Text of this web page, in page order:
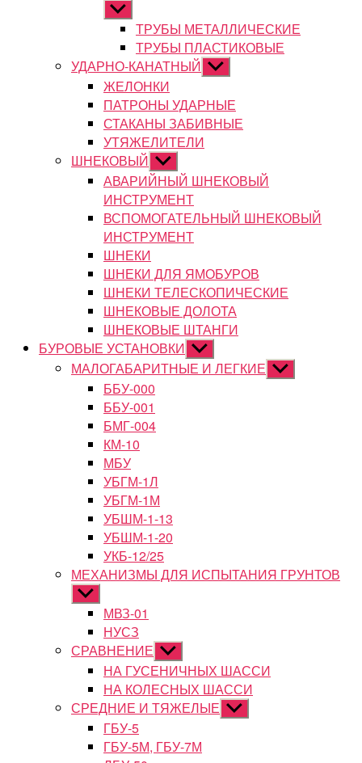
Показывать
подменюТРУБЫ МЕТАЛЛИЧЕСКИЕ
ТРУБЫ ПЛАСТИКОВЫЕ
УДАРНО-КАНАТНЫЙ Показывать
подменю
ЖЕЛОНКИ
ПАТРОНЫ УДАРНЫЕ
СТАКАНЫ ЗАБИВНЫЕ
УТЯЖЕЛИТЕЛИ
ШНЕКОВЫЙ Показывать
подменю
АВАРИЙНЫЙ ШНЕКОВЫЙ
ИНСТРУМЕНТ
ВСПОМОГАТЕЛЬНЫЙ ШНЕКОВЫЙ
ИНСТРУМЕНТ
ШНЕКИ
ШНЕКИ ДЛЯ ЯМОБУРОВ
ШНЕКИ ТЕЛЕСКОПИЧЕСКИЕ
ШНЕКОВЫЕ ДОЛОТА
ШНЕКОВЫЕ ШТАНГИ
БУРОВЫЕ УСТАНОВКИ Показывать
подменю
МАЛОГАБАРИТНЫЕ И ЛЕГКИЕ Показывать
подменю
ББУ-000
ББУ-001
БМГ-004
КМ-10
МБУ
УБГМ-1Л
УБГМ-1М
УБШМ-1-13
УБШМ-1-20
УКБ-12/25
МЕХАНИЗМЫ ДЛЯ ИСПЫТАНИЯ ГРУНТОВ
Показывать
подменюМВЗ-01
НУСЗ
СРАВНЕНИЕ Показывать
подменю
НА ГУСЕНИЧНЫХ ШАССИ
НА КОЛЕСНЫХ ШАССИ
СРЕДНИЕ И ТЯЖЕЛЫЕ Показывать
подменю
ГБУ-5
ГБУ-5М, ГБУ-7М